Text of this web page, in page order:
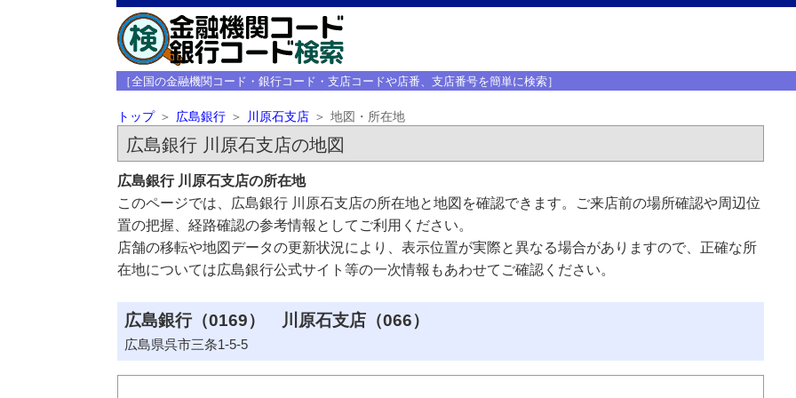
［全国の金融機関コード・銀行コード・支店コードや店番、支店番号を簡単に検索］
トップ 広島銀行 川原石支店 地図・所在地
広島銀行 川原石支店の地図
広島銀行 川原石支店の所在地
このページでは、広島銀行 川原石支店の所在地と地図を確認できます。ご来店前の場所確認や周辺位
置の把握、経路確認の参考情報としてご利用ください。
店舗の移転や地図データの更新状況により、表示位置が実際と異なる場合がありますので、正確な所
在地については広島銀行公式サイト等の一次情報もあわせてご確認ください。
広島銀行（0169） 川原石支店（066）
広島県呉市三条1-5-5